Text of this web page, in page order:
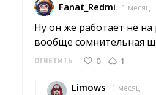
Fanat_Redmi 1 месяц
Ну он же работает не на
вообще сомнительная
ОТВЕТИТЬ 0 1
Limows
1 месяц